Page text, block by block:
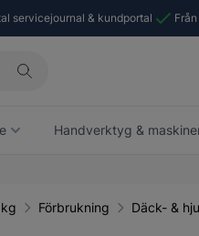
servicejournal & kundportal
Handverktyg &
Förbrukning Däck- &